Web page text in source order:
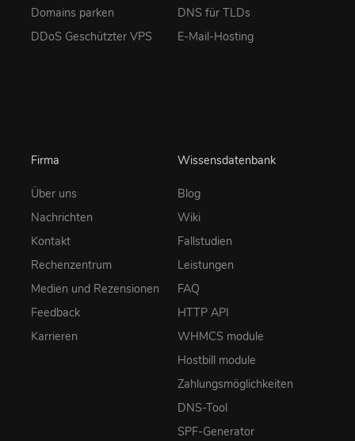
Domains parken
DDoS Geschützter VPS
DNS für TLDs
E-Mail-Hosting
Firma
Über uns
Nachrichten
Kontakt
Rechenzentrum
Medien und Rezensionen
Feedback
Karrieren
Wissensdatenbank
Blog
Wiki
Fallstudien
Leistungen
FAQ
HTTP API
WHMCS module
Hostbill module
Zahlungsmöglichkeiten
DNS-Tool
SPF-Generator